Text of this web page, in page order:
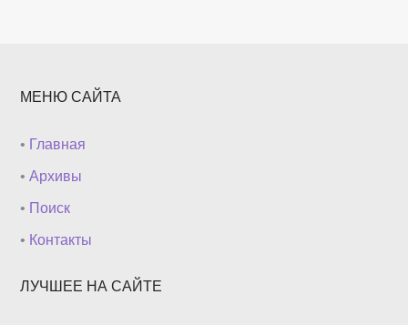
МЕНЮ САЙТА
• Главная
•Архивы
• Поиск
• Контакты
ЛУЧШЕЕ НА САЙТЕ